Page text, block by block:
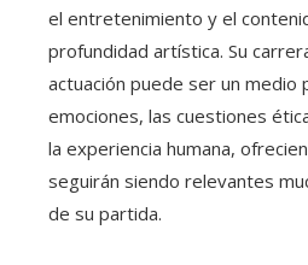
el entretenimiento y el
profundidad artística. Su
actuación puede ser un medio
emociones, las cuestiones
la experiencia humana,
seguirán siendo relevantes
de su partida.